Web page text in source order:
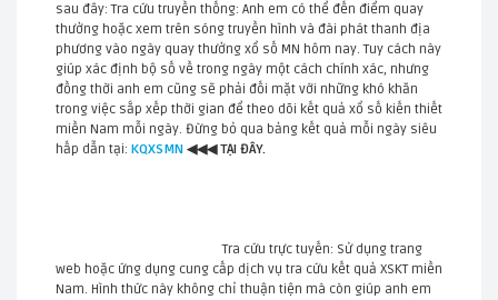
sau đây: Tra cứu truyền thống: Anh em có thể đến điểm quay
thưởng hoặc xem trên sóng truyền hình và đài phát thanh địa
phương vào ngày quay thưởng xổ số MN hôm nay. Tuy cách này
giúp xác định bộ số về trong ngày một cách chính xác, nhưng
đồng thời anh em cũng sẽ phải đối mặt với những khó khăn
trong việc sắp xếp thời gian để theo dõi kết quả xổ số kiến thiết
miền Nam mỗi ngày. Đừng bỏ qua bảng kết quả mỗi ngày siêu
hấp dẫn tại: KQXSMN ◀◀◀ TẠI ĐÂY.
Tra cứu trực tuyến: Sử dụng trang
web hoặc ứng dụng cung cấp dịch vụ tra cứu kết quả XSKT miền
Nam. Hình thức này không chỉ thuận tiện mà còn giúp anh em